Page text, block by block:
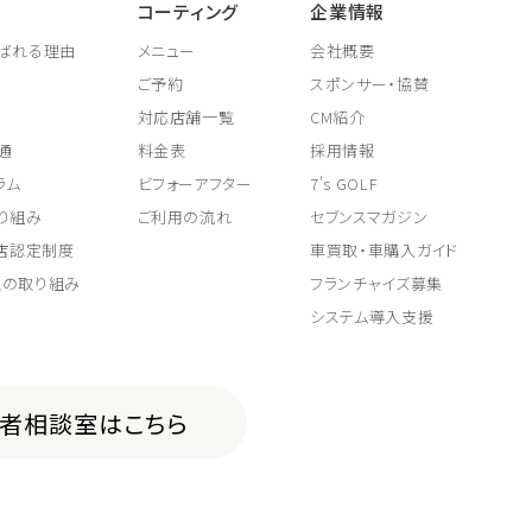
れる理由
ム
組み
認定制度
取り組み
コーティング
メニュー
ご予約
対応店舗一覧
料金表
ビフォーアフター
ご利用の流れ
企業情報
会社概要
スポンサー・協賛
CM紹介
採用情報
7's GOLF
セブンスマガジン
車買取・車購入ガイド
フランチャイズ募集
システム導入支援
相談室はこちら